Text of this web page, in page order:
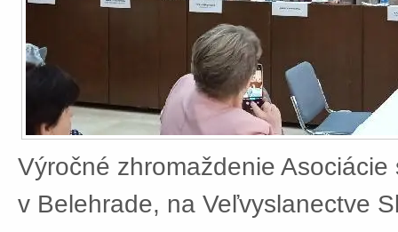
Výročné zhromaždenie
v Belehrade, na Veľvyslanectve